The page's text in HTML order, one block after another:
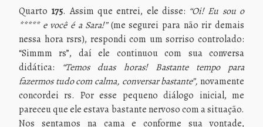
Quarto 175. Assim que entrei, ele disse: “Oi! Eu sou o
***** e você é a Sara!”(me segurei para não rir demais
nessa hora rsrs), respondi com um sorriso controlado:
“Simmm rs”, daí ele continuou com sua conversa
didática: “Temos duas horas! Bastante tempo para
fazermos tudo com calma, conversar bastante”, novamente
concordei rs. Por esse pequeno diálogo inicial, me
pareceu que ele estava bastante nervoso com a situação.
Nos sentamos na cama e conforme sua vontade,